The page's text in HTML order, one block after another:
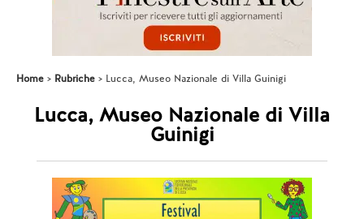
Home Rubriche Lucca, Museo Nazionale di Villa Guinigi
Lucca, Museo Nazionale di Villa
Guinigi